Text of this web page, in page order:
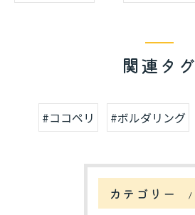
関連タグ
#ココペリ #ボルダリング
カテゴリー